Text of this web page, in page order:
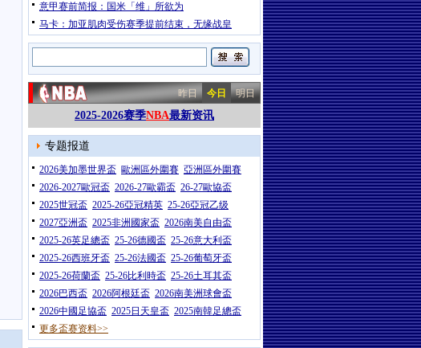
意甲赛前简报：国米「维」所欲为
马卡：加亚肌肉受伤赛季提前结束，无缘战皇
昨日 今日 明日
2025-2026赛季NBA最新资讯
专题报道
2026美加墨世界盃 歐洲區外圍賽 亞洲區外圍賽
2026-2027歐冠盃 2026-27歐霸盃 26-27歐協盃
2025世冠盃 2025-26亞冠精英 25-26亞冠乙级
2027亞洲盃 2025非洲國家盃 2026南美自由盃
2025-26英足總盃 25-26德國盃 25-26意大利盃
2025-26西班牙盃 25-26法國盃 25-26葡萄牙盃
2025-26荷蘭盃 25-26比利時盃 25-26土耳其盃
2026巴西盃 2026阿根廷盃 2026南美洲球會盃
2026中國足協盃 2025日天皇盃 2025南韓足總盃
更多盃赛资料>>